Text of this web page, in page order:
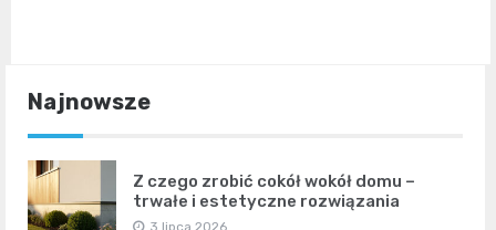
Najnowsze
Z czego zrobić cokół wokół domu –
trwałe i estetyczne rozwiązania
3 lipca 2026